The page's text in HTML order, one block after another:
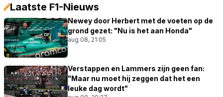
Laatste F1-Nieuws
Newey door Herbert met de voeten op de
grond gezet: "Nu is het aan Honda"
aug 08, 21:05
Verstappen en Lammers zijn geen fan:
"Maar nu moet hij zeggen dat het een
leuke dag wordt"